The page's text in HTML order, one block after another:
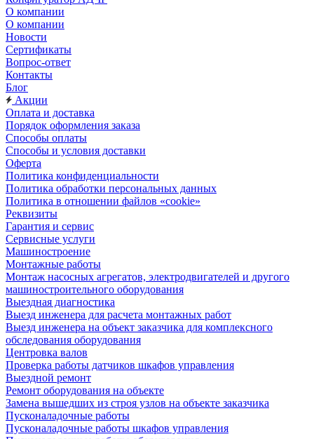
О компании
О компании
Новости
Сертификаты
Вопрос-ответ
Контакты
Блог
Акции
Оплата и доставка
Порядок оформления заказа
Способы оплаты
Способы и условия доставки
Оферта
Политика конфиденциальности
Политика обработки персональных данных
Политика в отношении файлов «cookie»
Реквизиты
Гарантия и сервис
Сервисные услуги
Машиностроение
Монтажные работы
Монтаж насосных агрегатов, электродвигателей и другого
машиностроительного оборудования
Выездная диагностика
Выезд инженера для расчета монтажных работ
Выезд инженера на объект заказчика для комплексного
обследования оборудования
Центровка валов
Проверка работы датчиков шкафов управления
Выездной ремонт
Ремонт оборудования на объекте
Замена вышедших из строя узлов на объекте заказчика
Пусконаладочные работы
Пусконаладочные работы шкафов управления